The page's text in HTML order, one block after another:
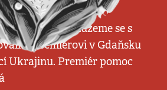
do letadla, nemůžeme se s
si premiérovi v Gdaňsku
Ukrajinu. Premiér pomoc